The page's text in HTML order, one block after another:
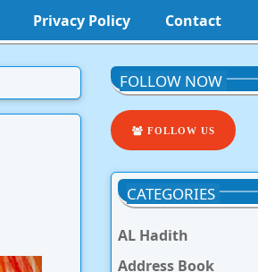
Privacy Policy Contact
FOLLOW NOW
FOLLOW US
CATEGORIES
AL Hadith
Address Book